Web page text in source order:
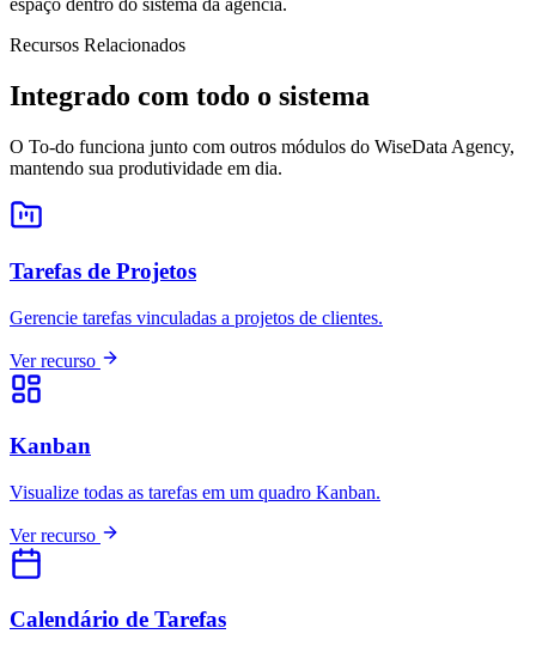
Recursos Relacionados
Integrado com todo o sistema
O To-do funciona junto com outros módulos do WiseData Agency,
mantendo sua produtividade em dia.
Tarefas de Projetos
Gerencie tarefas vinculadas a projetos de clientes.
Ver recurso
Kanban
Visualize todas as tarefas em um quadro Kanban.
Ver recurso
Calendário de Tarefas